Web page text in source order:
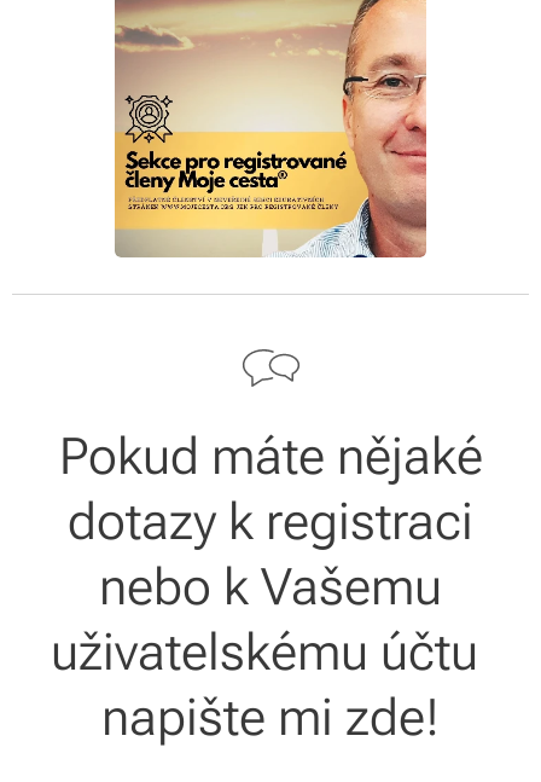
Pokud máte nějaké
dotazy k registraci
nebo k Vašemu
uživatelskému účtu
napište mi zde!